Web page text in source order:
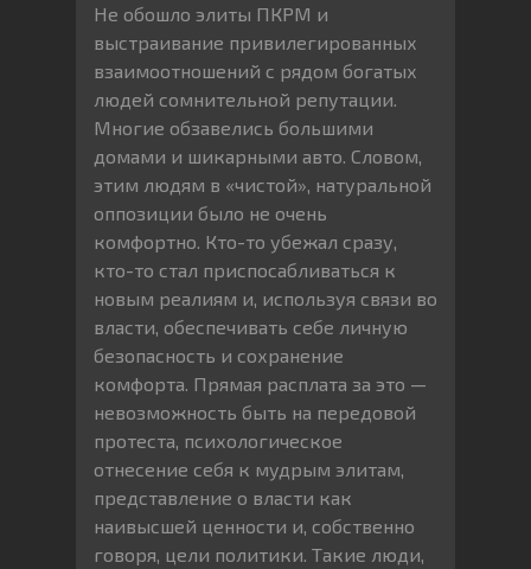
Не обошло элиты ПКРМ и
выстраивание привилегированных
взаимоотношений с рядом богатых
людей сомнительной репутации.
Многие обзавелись большими
домами и шикарными авто. Словом,
этим людям в «чистой», натуральной
оппозиции было не очень
комфортно. Кто-то убежал сразу,
кто-то стал приспосабливаться к
новым реалиям и, используя связи во
власти, обеспечивать себе личную
безопасность и сохранение
комфорта. Прямая расплата за это —
невозможность быть на передовой
протеста, психологическое
отнесение себя к мудрым элитам,
представление о власти как
наивысшей ценности и, собственно
говоря, цели политики. Такие люди,